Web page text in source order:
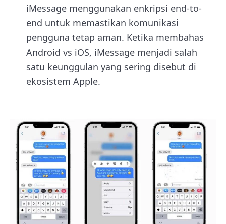
iMessage menggunakan enkripsi end-to-
end untuk memastikan komunikasi
pengguna tetap aman. Ketika membahas
Android vs iOS, iMessage menjadi salah
satu keunggulan yang sering disebut di
ekosistem Apple.